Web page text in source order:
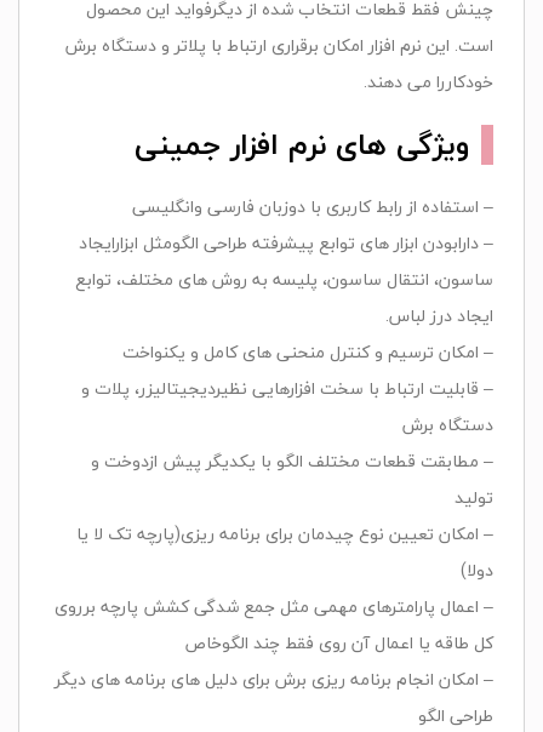
چینش فقط قطعات انتخاب شده از دیگرفواید این محصول
است. این نرم افزار امکان برقراری ارتباط با پلاتر و دستگاه برش
خودکاررا می دهند.
ویژگی های نرم افزار جمینی
– استفاده از رابط کاربری با دوزبان فارسی وانگلیسی
– دارابودن ابزار های توابع پیشرفته طراحی الگومثل ابزارایجاد
ساسون، انتقال ساسون، پلیسه به روش های مختلف، توابع
ایجاد درز لباس.
– امکان ترسیم و کنترل منحنی های کامل و یکنواخت
– قابلیت ارتباط با سخت افزارهایی نظیردیجیتالیزر، پلات و
دستگاه برش
– مطابقت قطعات مختلف الگو با یکدیگر پیش ازدوخت و
تولید
– امکان تعیین نوع چیدمان برای برنامه ریزی(پارچه تک لا یا
دولا)
– اعمال پارامترهای مهمی مثل جمع شدگی کشش پارچه برروی
کل طاقه یا اعمال آن روی فقط چند الگوخاص
– امکان انجام برنامه ریزی برش برای دلیل های برنامه های دیگر
طراحی الگو